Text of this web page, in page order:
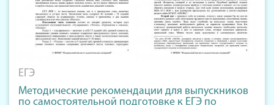
ЕГЭ
Методические рекомендации для выпускников
по самостоятельной подготовке к ЕГЭ по